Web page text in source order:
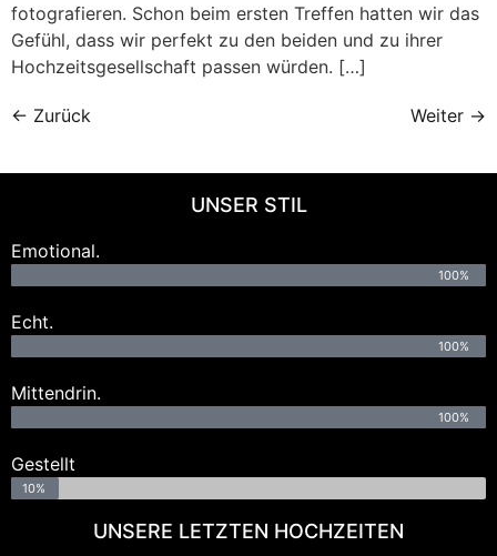
fotografieren. Schon beim ersten Treffen hatten wir das
Gefühl, dass wir perfekt zu den beiden und zu ihrer
Hochzeitsgesellschaft passen würden. […]
← Zurück Weiter →
UNSER STIL
Emotional.
100%
Echt.
100%
Mittendrin.
100%
Gestellt
10%
UNSERE LETZTEN HOCHZEITEN